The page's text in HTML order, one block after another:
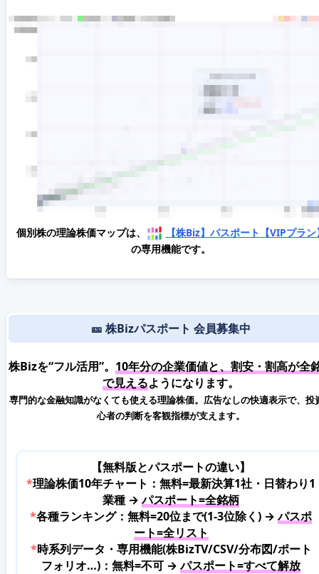
個別株の理論株価マップは、
【株Biz】パスポート【VIPプラン
の専用機能です。
🎫 株Bizパスポート 会員募集中
株Bizを“フル活用”。 10年分の企業価値と、割安・割高が全
で見えるようになります。
専門的な金融知識がなくても使える理論株価。広告なしの快適表示で、投
心者の判断を客観指標が支えます。
【無料版とパスポートの違い】
*理論株価10年チャート：無料=最新決算1社・日替わり1
業種 →パスポート=全銘柄
*各種ランキング：無料=20位まで(1-3位除く) →パスポ
ート=全リスト
*時系列データ・専用機能(株BizTV/CSV/分布図/ポート
フォリオ…)：無料=不可 →パスポート=すべて解放